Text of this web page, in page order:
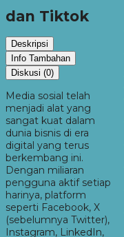
dan Tiktok
Deskripsi
Info Tambahan
Diskusi (0)
Media sosial telah
menjadi alat yang
sangat kuat dalam
dunia bisnis di era
digital yang terus
berkembang ini.
Dengan miliaran
pengguna aktif setiap
harinya, platform
seperti Facebook, X
(sebelumnya Twitter),
Instagram, LinkedIn,